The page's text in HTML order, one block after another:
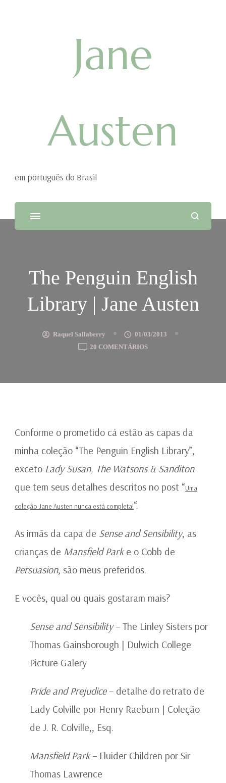
Jane
Austen
em português do Brasil
The Penguin English
Library | Jane Austen
Raquel Sallaberry
01/03/2013
20 COMENTÁRIOSEM
ENGLISH
Conforme o prometido cá estão as capas da
minha coleção “The Penguin English Library”,
exceto Lady Susan, The Watsons & Sanditon
que tem seus detalhes descritos no post “Uma
coleção Jane Austen nunca está completa!“.
As irmãs da capa de Sense and Sensibility, as
crianças de Mansfield Parke o Cobb de
Persuasion, são meus preferidos.
E vocês, qual ou quais gostaram mais?
Sense and Sensibility– The Linley Sisters por
Thomas Gainsborough | Dulwich College
Picture Galery
Pride and Prejudice– detalhe do retrato de
Lady Colville por Henry Raeburn | Coleção
de J. R. Colville,, Esq.
Mansfield Park– Fluider Children por Sir
Thomas Lawrence